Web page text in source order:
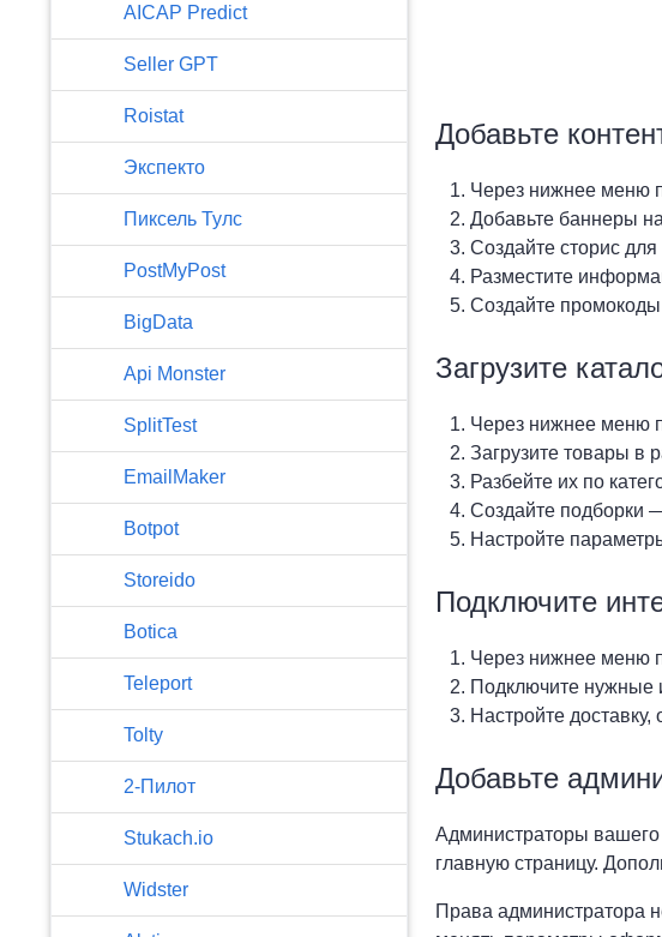
AICAP Predict
Seller GPT
Roistat
Экспекто
Пиксель Тулс
PostMyPost
BigData
Api Monster
SplitTest
EmailMaker
Botpot
Storeido
Botica
Teleport
Tolty
2-Пилот
Stukach.io
Widster
Добавьте
Через нижнее меню
Добавьте баннеры
Создайте сторис
Разместите
Создайте
Загрузите
Через нижнее меню
Загрузите товары в
Разбейте их по
Создайте подборки
Настройте
Подключите
Через нижнее меню
Подключите нужные
Настройте
Добавьте
Администраторы вашего
главную страницу.
Права администратора